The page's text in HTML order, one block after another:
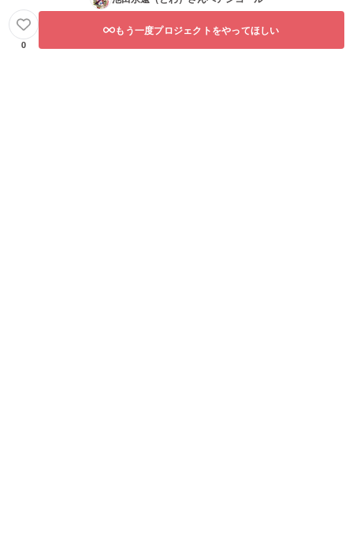
0
もう一度プロジェクトをやってほしい